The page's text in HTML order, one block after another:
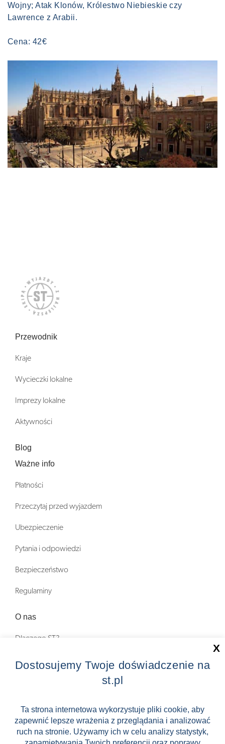
Wojny; Atak Klonów, Królestwo Niebieskie czy
Lawrence z Arabii.
Cena: 42€
Przewodnik
Kraje
Wycieczki lokalne
Imprezy lokalne
Aktywności
Blog
Ważne info
Płatności
Przeczytaj przed wyjazdem
Ubezpieczenie
Pytania i odpowiedzi
Bezpieczeństwo
Regulaminy
O nas
Dlaczego ST?
Zostań Pilotem wycieczek!
Zniżki
FAQ
ST INCENTIVE
Dostosujemy Twoje doświadczenie na
st.pl
Ta strona internetowa wykorzystuje pliki cookie, aby
zapewnić lepsze wrażenia z przeglądania i analizować
ruch na stronie. Używamy ich w celu analizy statystyk,
X